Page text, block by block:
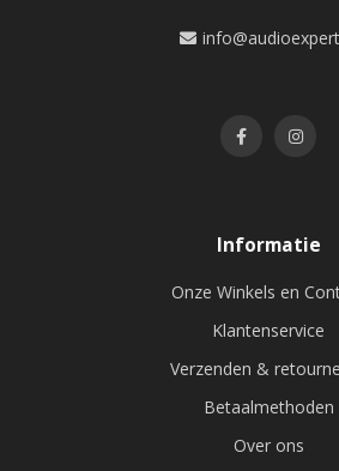
Informatie
Onze Winkels en
Klantenservice
Verzenden &
Betaalmethoden
Over ons